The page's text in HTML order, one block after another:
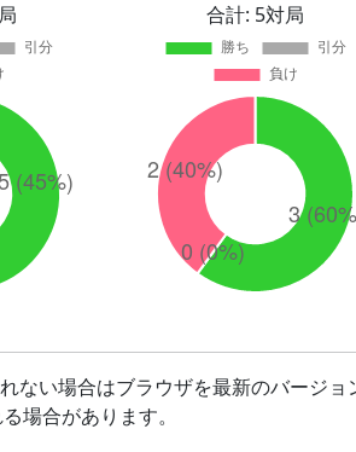
合計: 5対局
ない場合はブラウザを最新のバージ
場合があります。